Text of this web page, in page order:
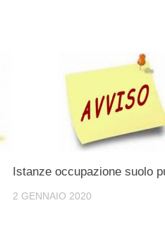
Istanze occupazione suolo
2 GENNAIO 2020